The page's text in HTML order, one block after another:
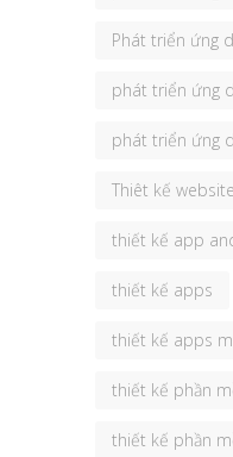
Phát triển ứng
phát triển ứng
phát triển ứng
Thiêt kế website
thiết kế app
thiết kế apps
thiết kế apps
thiết kế phần
thiết kế phần